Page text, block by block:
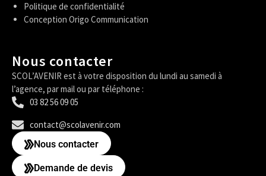
Politique de confidentialité
Conception Origo Communication
Nous contacter
SCOL’AVENIR est à votre disposition du lundi au samedi à
l’agence, par mail ou par téléphone :
03 82 56 09 05
contact@scolavenir.com
Nous contacter
Demande de devis